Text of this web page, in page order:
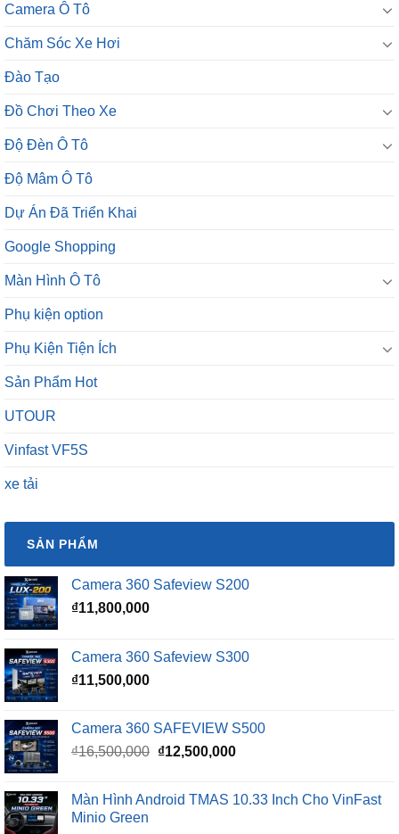
Camera Ô Tô
Chăm Sóc Xe Hơi
Đào Tạo
Đồ Chơi Theo Xe
Độ Đèn Ô Tô
Độ Mâm Ô Tô
Dự Án Đã Triển Khai
Google Shopping
Màn Hình Ô Tô
Phụ kiện option
Phụ Kiện Tiện Ích
Sản Phẩm Hot
UTOUR
Vinfast VF5S
xe tải
SẢN PHẨM
Camera 360 Safeview S200
₫11,800,000
Camera 360 Safeview S300
₫11,500,000
Camera 360 SAFEVIEW S500
₫16,500,000 Giá
₫16,500,000.
₫12,500,000Giá
là:
Màn Hình Android TMAS 10.33 Inch Cho VinFast
Minio Green